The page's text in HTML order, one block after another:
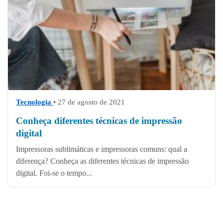
Tecnologia • 27 de agosto de 2021
Conheça diferentes técnicas de impressão
digital
Impressoras sublimáticas e impressoras comuns: qual a
diferença? Conheça as diferentes técnicas de impressão
digital. Foi-se o tempo...